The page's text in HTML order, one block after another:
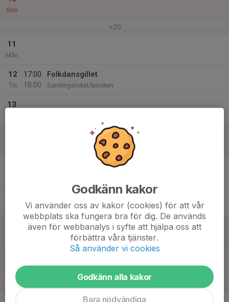
Sön
v.20
11
Mån
12
Tis
17:00
18:00
Folkdansgillet
Samlingslokal/kiosken
13
21:15
IK Nordia ungdomsgård
Samlingslokal/kiosken
Godkänn kakor
Vi använder oss av kakor (cookies) för att vår
webbplats ska fungera bra för dig. De används
även för webbanalys i syfte att hjälpa oss att
förbättra våra tjänster.
Så använder vi cookies
Godkänn alla kakor
Bara nödvändiga